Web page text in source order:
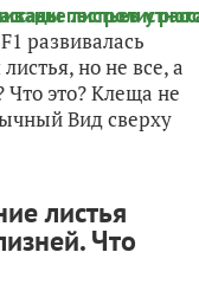
развивалась
но не все, а
Что это? Клеща не
Вид сверху
листья
Что